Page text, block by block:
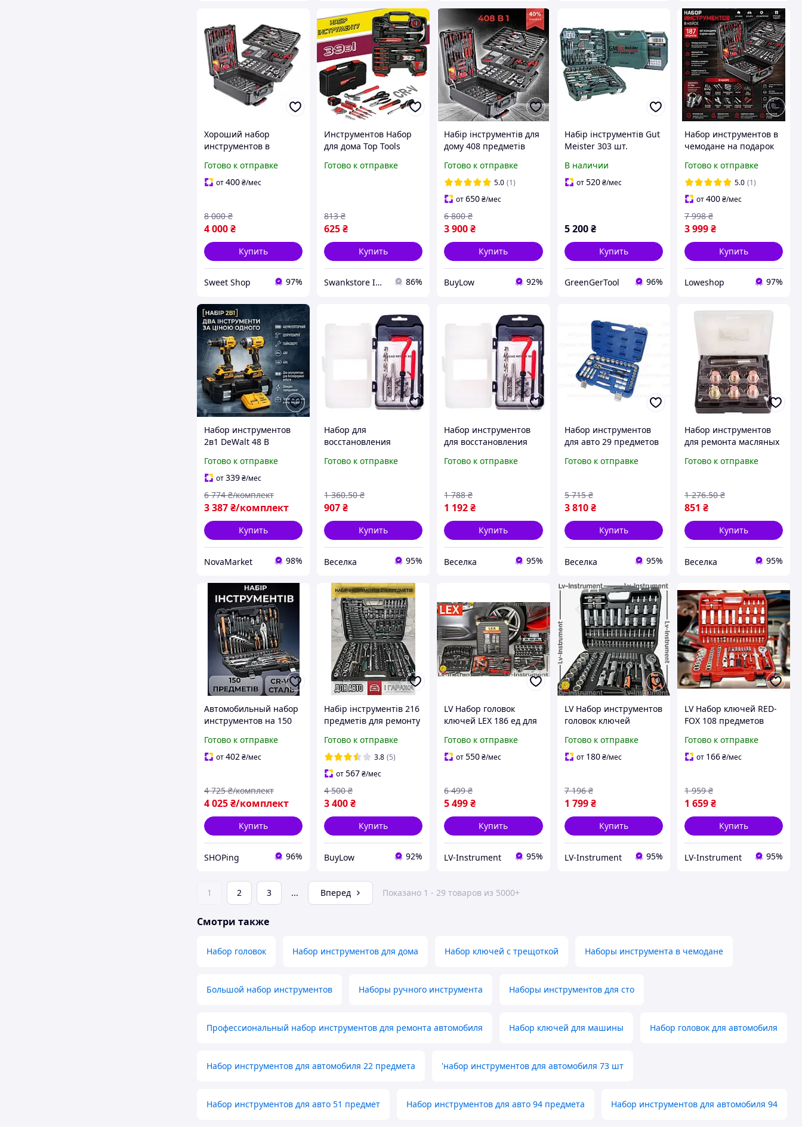
Хороший набор
инструментов в
Профессиональный
набор Ключов для Авто
399од
Готово к отправке
от400₴/мес
4 000₴
8 000 ₴
Купить
Sweet Shop 97%
Инструментов Набор
для дома Top Tools
авто и техики в
Готово к отправке
625₴
813 ₴
Купить
Swankstore Інтернет магазин 86%
Набір інструментів для
дому 408 предметів
великий набор
інструментів для авто
ремонту
Готово к отправке
5.0 (1)
от650₴/мес
3 900₴
6 800 ₴
Купить
BuyLow 92%
Набір інструментів Gut
Meister 303 шт.
кейсі, для авто, дому та
майстерні
В наличии
от520 ₴/мес
5 200 ₴
Купить
GreenGerTool 96%
Набор инструментов в
чемодане на подарок
для дома Набор
инструментов Tool Set
Готово к отправке
5.0 (1)
от400₴/мес
3 999₴
7 998 ₴
Купить
Loweshop 97%
Набор инструментов
2в1 DeWalt 48 В
Шуруповёрт)
Аккумуляторные
гайковерты (Мощные
шуруповерты)
Гайковерт для авто
Готово к отправке
от339₴/мес
3 387₴/комплект
6 774 ₴/комплект
Купить
NovaMarket 98%
Набор для
восстановления
универсальный
ремонта резьбы в авто
и мастерских FLAME
Готово к отправке
907₴
1 360.50 ₴
Купить
Веселка 95%
Набор инструментов
для восстановления
авто и домашнего
Готово к отправке
1 192₴
1 788 ₴
Купить
Веселка 95%
Набор инструментов
для авто 29 предметов
прочный и надежный
обслуживания FLAME
Готово к отправке
3 810 ₴
5 715 ₴
Купить
Веселка 95%
Набор инструментов
для ремонта масляных
20x1.5 универсальный
FLAME
Готово к отправке
851 ₴
1 276.50 ₴
Купить
Веселка 95%
Автомобильный набор
инструментов на 150
инструментов для авто
CrV сталь Авто
Готово к отправке
от402₴/мес
4 025₴/комплект
4 725 ₴/комплект
Купить
SHOPing 96%
Набір інструментів 216
предметів для ремонту
професійний якісний
набір ключі головки
трищіт
Готово к отправке
3.8 (5)
от567₴/мес
3 400₴
4 500 ₴
Купить
BuyLow 92%
LV Набор головок
ключей LEX 186 ед для
универсальный
инструмент для
Готово к отправке
от550₴/мес
5 499₴
6 499 ₴
Купить
LV-Instrument 95%
LV Набор инструментов
головок ключей
противоударный кейс
для ремонта авто и
Готово к отправке
от 180 ₴/мес
1 799 ₴
7 196 ₴
Купить
LV-Instrument 95%
LV Набор ключей RED-
FOX 108 предметов
для авто и дома
универсальный
Готово к отправке
от 166₴/мес
1 659₴
1 959 ₴
Купить
LV-Instrument 95%
1 2 3 ... Вперед Показано 1 - 29 товаров из 5000+
Смотри также
Набор головок Набор инструментов для дома Набор ключей с трещоткой Наборы инструмента в чемодане
Большой набор инструментов Наборы ручного инструмента Наборы инструментов для сто
Профессиональный набор инструментов для ремонта автомобиля Набор ключей для машины Набор головок для автомобиля
Набор инструментов для автомобиля 22 предмета 'набор инструментов для автомобиля 73 шт
Набор инструментов для авто 51 предмет Набор инструментов для авто 94 предмета Набор инструментов для автомобиля 94